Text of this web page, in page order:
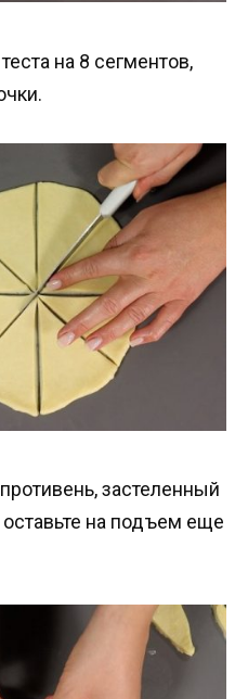
на 8 сегментов,
застеленный
на подъем еще